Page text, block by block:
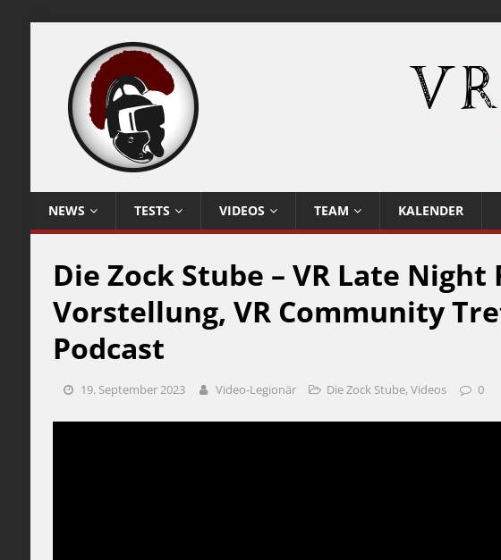
NEWS TESTS VIDEOS TEAM KALENDER
Die Zock Stube – VR Late Night
Vorstellung, VR Community
Podcast
19. September 2023 Video-Legionär Die Zock Stube,Videos 0